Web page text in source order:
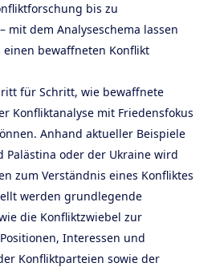
bis zu
mit dem Analyseschema lassen
bewaffneten Konflikt
für Schritt, wie bewaffnete
Konfliktanalyse mit Friedensfokus
Anhand aktueller Beispiele
Palästina oder der Ukraine wird
zum Verständnis eines Konfliktes
werden grundlegende
die Konfliktzwiebel zur
Interessen und
Konfliktparteien sowie der